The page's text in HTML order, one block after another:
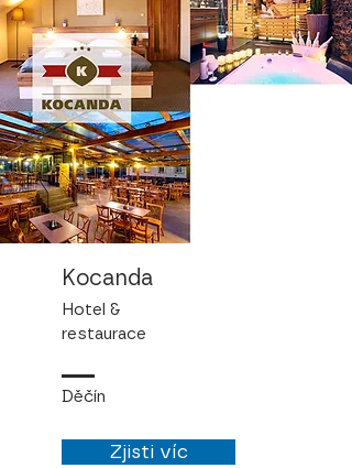
Kocanda
Hotel &
restaurace
Děčín
Zjisti víc